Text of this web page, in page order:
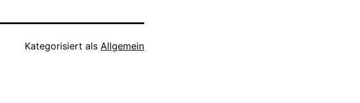
Kategorisiert als Allgemein